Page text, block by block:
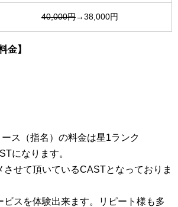
40,000円→38,000円
金】
ス（指名）の料金は星1ランク
になります。
させて頂いているCASTとなっておりま
ビスを体験出来ます。リピート様も多